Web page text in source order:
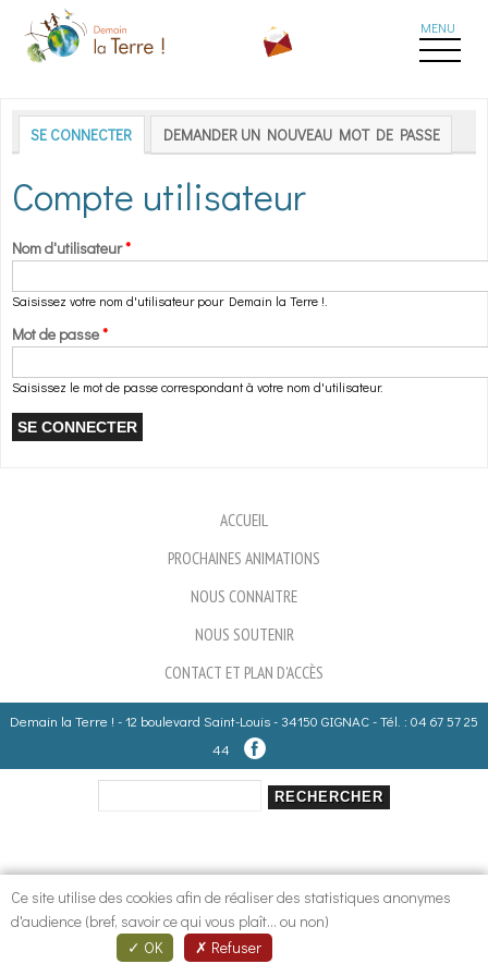
Aller au contenu principal
Onglets principaux
SE CONNECTER (ONGLET ACTIF)
DEMANDER UN NOUVEAU MOT DE PASSE
Compte utilisateur
Nom d'utilisateur*
Saisissez votre nom d'utilisateur pour Demain la Terre !.
Mot de passe*
Saisissez le mot de passe correspondant à votre nom d'utilisateur.
ACCUEIL
PROCHAINES ANIMATIONS
NOUS CONNAITRE
NOUS SOUTENIR
CONTACT ET PLAN D'ACCÈS
Demain la Terre ! - 12 boulevard Saint-Louis - 34150 GIGNAC - Tél. : 04 67 57 25
44
Ce site utilise des cookies afin de réaliser des statistiques anonymes
d'audience (bref, savoir ce qui vous plaît... ou non)
OK
Refuser